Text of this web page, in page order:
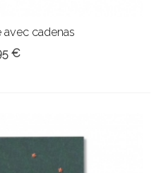
avec cadenas
€